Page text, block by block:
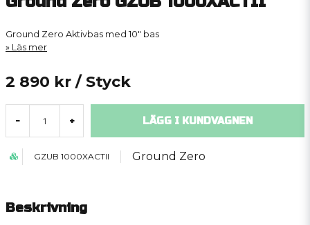
Ground Zero Aktivbas med 10″ bas
Läs mer
2 890 kr / Styck
- + LÄGG I KUNDVAGNEN
GZUB 1000XACTII Ground Zero
Beskrivning